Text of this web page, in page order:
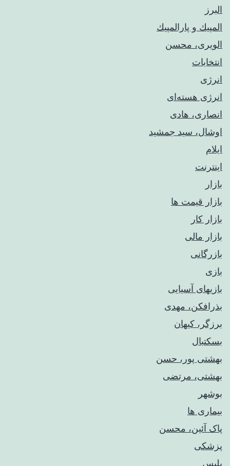
البرز
المپيك و پارالمپيك
الویری، محسن
انتخابات
انرژی
انرژی هسته‌ای
انصاری، هادی
اوشال، سید جمشید
ایلام
اینترنت
بازار
بازار قیمت ها
بازار کار
بازار مالی
بازرگانی
بازی
بازیهای آسیایی
بذرافکن، مهدی
برزگر، کیهان
بسکتبال
بهشتی پور، حسن
بهشتی، مرتضی
بوشهر
بیماری ها
پاک آئین، محسن
پزشکی
پلیس